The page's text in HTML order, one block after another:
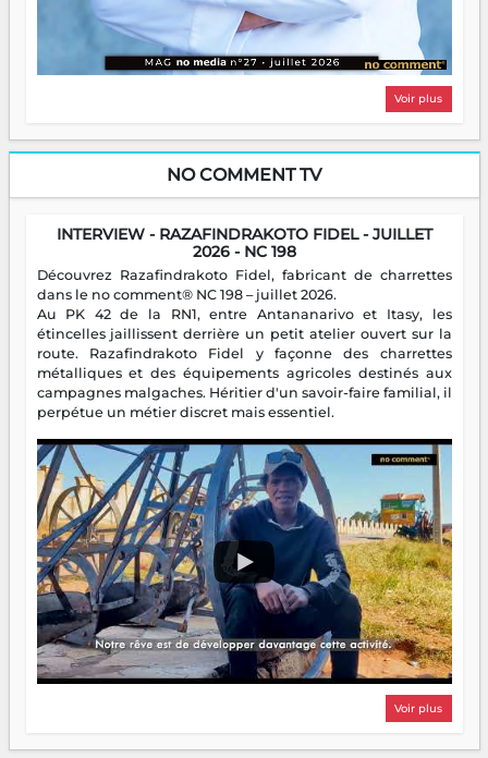
Voir plus
NO COMMENT TV
INTERVIEW - RAZAFINDRAKOTO FIDEL - JUILLET
2026 - NC 198
Découvrez Razafindrakoto Fidel, fabricant de charrettes
dans le no comment® NC 198 – juillet 2026.
Au PK 42 de la RN1, entre Antananarivo et Itasy, les
étincelles jaillissent derrière un petit atelier ouvert sur la
route. Razafindrakoto Fidel y façonne des charrettes
métalliques et des équipements agricoles destinés aux
campagnes malgaches. Héritier d'un savoir-faire familial, il
perpétue un métier discret mais essentiel.
Voir plus